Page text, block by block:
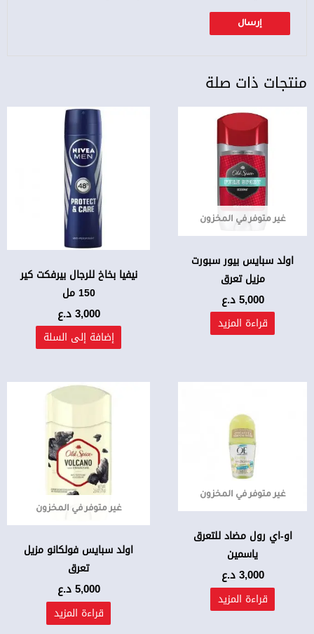
منتجات ذات صلة
غير متوفر في المخزون
اولد سبايس بيور سبورت
مزيل تعرق
5,000د.ع
قراءة المزيد
نيفيا بخاخ للرجال بيرفكت كير
150 مل
3,000د.ع
إضافة إلى السلة
غير متوفر في المخزون
او-اي رول مضاد للتعرق
ياسمين
3,000د.ع
قراءة المزيد
غير متوفر في المخزون
اولد سبايس فولكانو مزيل
تعرق
5,000د.ع
قراءة المزيد